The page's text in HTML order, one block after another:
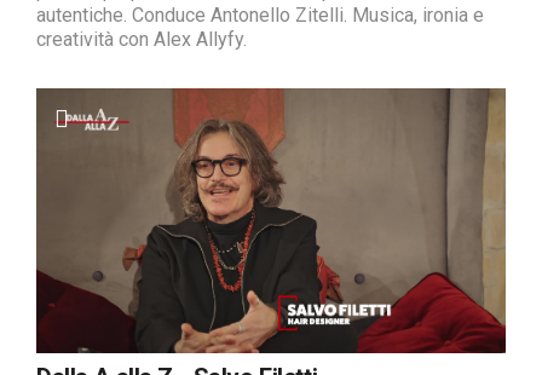
autentiche. Conduce Antonello Zitelli. Musica, ironia e
creatività con Alex Allyfy.